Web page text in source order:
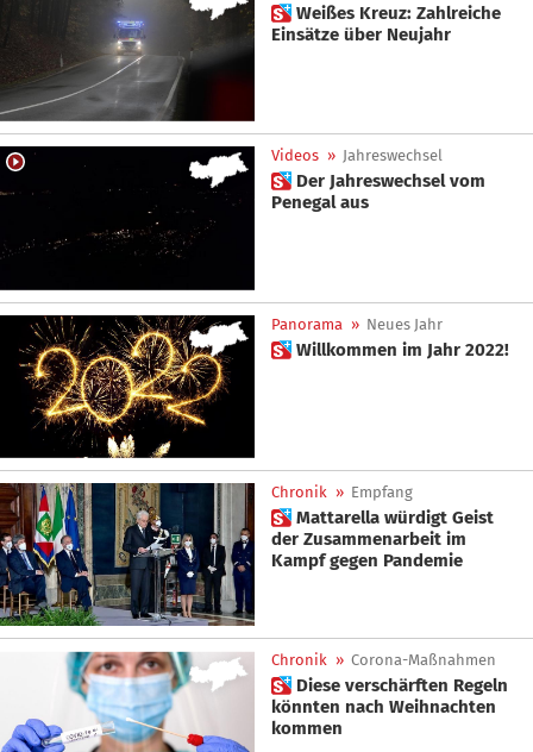
 Weißes Kreuz: Zahlreiche
Einsätze über Neujahr
Videos » Jahreswechsel
 Der Jahreswechsel vom
Penegal aus
Panorama » Neues Jahr
 Willkommen im Jahr 2022!
Chronik » Empfang
 Mattarella würdigt Geist
der Zusammenarbeit im
Kampf gegen Pandemie
Chronik » Corona-Maßnahmen
 Diese verschärften Regeln
könnten nach Weihnachten
kommen